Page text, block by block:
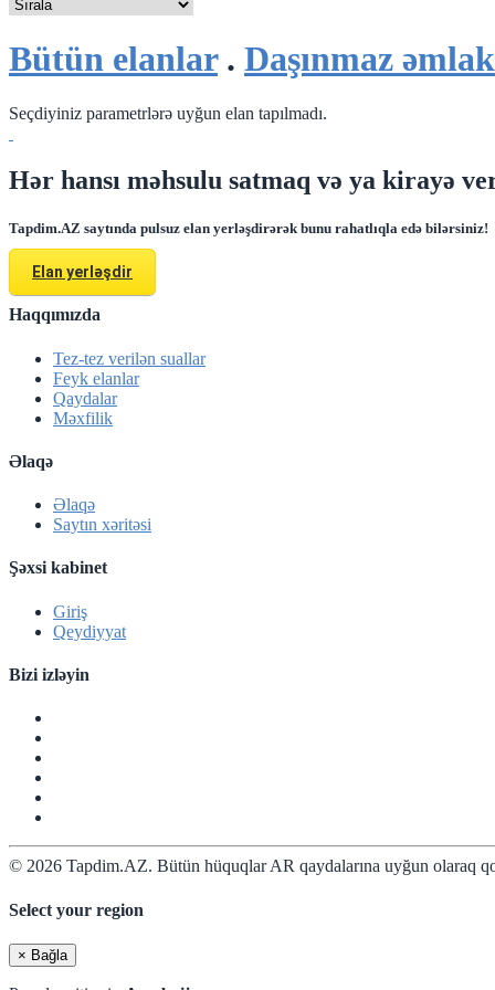
Bütün elanlar. Daşınmaz əmlak
Seçdiyiniz parametrlərə uyğun elan tapılmadı.
Hər hansı məhsulu satmaq və ya kirayə
Tapdim.AZ saytında pulsuz elan yerləşdirərək bunu rahatlıqla edə bilərsiniz!
Elan yerləşdir
Haqqımızda
Tez-tez verilən suallar
Feyk elanlar
Qaydalar
Məxfilik
Əlaqə
Əlaqə
Saytın xəritəsi
Şəxsi kabinet
Giriş
Qeydiyyat
Bizi izləyin
© 2026 Tapdim.AZ. Bütün hüquqlar AR qaydalarına uyğun olaraq
Select your region
× Bağla